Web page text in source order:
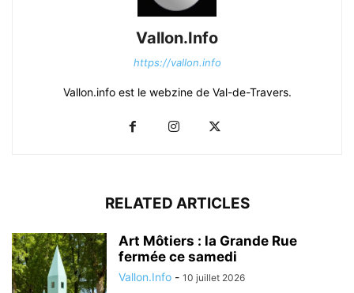
Vallon.Info
https://vallon.info
Vallon.info est le webzine de Val-de-Travers.
RELATED ARTICLES
Art Môtiers : la Grande Rue
fermée ce samedi
Vallon.Info - 10 juillet 2026